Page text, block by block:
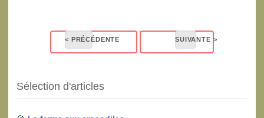
Sélection d'articles